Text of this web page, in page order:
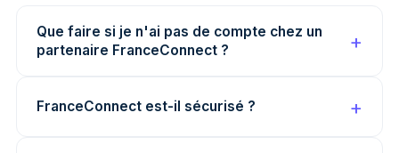
Que faire si je n'ai pas de compte chez un
partenaire FranceConnect ?
FranceConnect est-il sécurisé ?